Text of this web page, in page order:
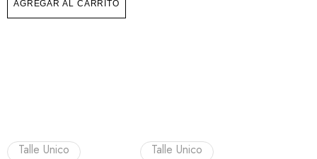
AGREGAR AL CARRITO
Talle Unico Talle Unico